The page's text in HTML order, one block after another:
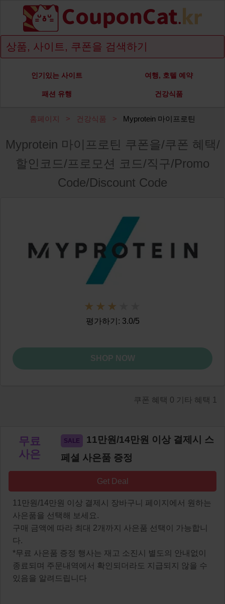
인기있는 사이트 여행, 호텔 예약
패션 유행 건강식품
홈페이지 건강식품 Myprotein 마이프로틴
Myprotein 마이프로틴 쿠폰을/쿠폰 혜택/
할인코드/프로모션 코드/직구/Promo
Code/Discount Code
평가하기: 3.0/5
SHOP NOW
쿠폰 혜택 0 기타 혜택 1
무료
사은
11만원/14만원 이상 결제시 스
페셜 사은품 증정
Get Deal
11만원/14만원 이상 결제시 장바구니 페이지에서 원하는
사은품을 선택해 보세요.
구매 금액에 따라 최대 2개까지 사은품 선택이 가능합니
다.
*무료 사은품 증정 행사는 재고 소진시 별도의 안내없이
종료되며 주문내역에서 확인되더라도 지급되지 않을 수
있음을 알려드립니다